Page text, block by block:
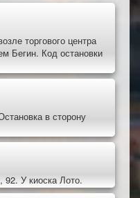
торгового центра
Бегин. Код остановки
в сторону
У киоска Лото.